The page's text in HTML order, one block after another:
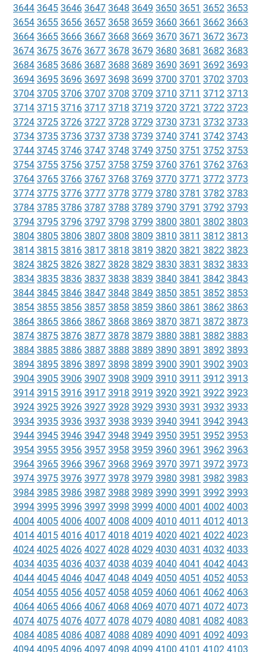
3644 3645 3646 3647 3648 3649 3650 3651 3652 3653
3654 3655 3656 3657 3658 3659 3660 3661 3662 3663
3664 3665 3666 3667 3668 3669 3670 3671 3672 3673
3674 3675 3676 3677 3678 3679 3680 3681 3682 3683
3684 3685 3686 3687 3688 3689 3690 3691 3692 3693
3694 3695 3696 3697 3698 3699 3700 3701 3702 3703
3704 3705 3706 3707 3708 3709 3710 3711 3712 3713
3714 3715 3716 3717 3718 3719 3720 3721 3722 3723
3724 3725 3726 3727 3728 3729 3730 3731 3732 3733
3734 3735 3736 3737 3738 3739 3740 3741 3742 3743
3744 3745 3746 3747 3748 3749 3750 3751 3752 3753
3754 3755 3756 3757 3758 3759 3760 3761 3762 3763
3764 3765 3766 3767 3768 3769 3770 3771 3772 3773
3774 3775 3776 3777 3778 3779 3780 3781 3782 3783
3784 3785 3786 3787 3788 3789 3790 3791 3792 3793
3794 3795 3796 3797 3798 3799 3800 3801 3802 3803
3804 3805 3806 3807 3808 3809 3810 3811 3812 3813
3814 3815 3816 3817 3818 3819 3820 3821 3822 3823
3824 3825 3826 3827 3828 3829 3830 3831 3832 3833
3834 3835 3836 3837 3838 3839 3840 3841 3842 3843
3844 3845 3846 3847 3848 3849 3850 3851 3852 3853
3854 3855 3856 3857 3858 3859 3860 3861 3862 3863
3864 3865 3866 3867 3868 3869 3870 3871 3872 3873
3874 3875 3876 3877 3878 3879 3880 3881 3882 3883
3884 3885 3886 3887 3888 3889 3890 3891 3892 3893
3894 3895 3896 3897 3898 3899 3900 3901 3902 3903
3904 3905 3906 3907 3908 3909 3910 3911 3912 3913
3914 3915 3916 3917 3918 3919 3920 3921 3922 3923
3924 3925 3926 3927 3928 3929 3930 3931 3932 3933
3934 3935 3936 3937 3938 3939 3940 3941 3942 3943
3944 3945 3946 3947 3948 3949 3950 3951 3952 3953
3954 3955 3956 3957 3958 3959 3960 3961 3962 3963
3964 3965 3966 3967 3968 3969 3970 3971 3972 3973
3974 3975 3976 3977 3978 3979 3980 3981 3982 3983
3984 3985 3986 3987 3988 3989 3990 3991 3992 3993
3994 3995 3996 3997 3998 3999 4000 4001 4002 4003
4004 4005 4006 4007 4008 4009 4010 4011 4012 4013
4014 4015 4016 4017 4018 4019 4020 4021 4022 4023
4024 4025 4026 4027 4028 4029 4030 4031 4032 4033
4034 4035 4036 4037 4038 4039 4040 4041 4042 4043
4044 4045 4046 4047 4048 4049 4050 4051 4052 4053
4054 4055 4056 4057 4058 4059 4060 4061 4062 4063
4064 4065 4066 4067 4068 4069 4070 4071 4072 4073
4074 4075 4076 4077 4078 4079 4080 4081 4082 4083
4084 4085 4086 4087 4088 4089 4090 4091 4092 4093
4094 4095 4096 4097 4098 4099 4100 4101 4102 4103